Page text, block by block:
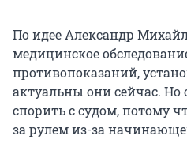
По идее Александр
медицинское
противопоказаний,
актуальны они сейчас. Но
спорить с судом, потому
за рулем из-за